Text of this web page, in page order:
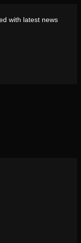
with latest news